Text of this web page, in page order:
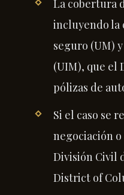
incluyendo la
seguro (UM)
(UIM), que el
pólizas de
Si el caso se
negociación
División Civil
District of